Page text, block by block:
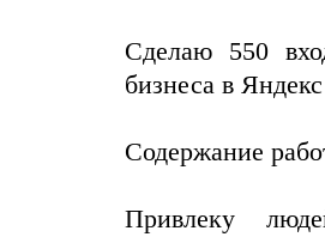
Сделаю 550
бизнеса в
Содержание
Привлеку